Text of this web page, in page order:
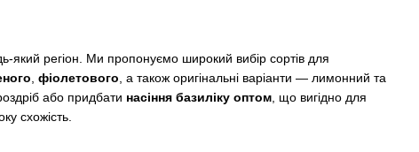
який регіон. Ми пропонуємо широкий вибір сортів для
, фіолетового, а також оригінальні варіанти — лимонний та
або придбати насіння базиліку оптом, що вигідно для
схожість.